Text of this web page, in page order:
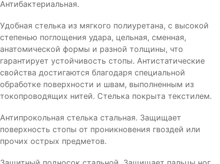
Антибактериальная.
Удобная стелька из мягкого полиуретана, с высокой
степенью поглощения удара, цельная, сменная,
анатомической формы и разной толщины, что
гарантирует устойчивость стопы. Антистатические
свойства достигаются благодаря специальной
обработке поверхности и швам, выполненным из
токопроводящих нитей. Стелька покрыта текстилем.
Антипрокольная стелька стальная. Защищает
поверхность стопы от проникновения гвоздей или
прочих острых предметов.